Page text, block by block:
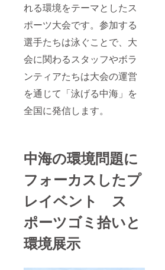
れる環境をテーマとしたス
ポーツ大会です。参加する
選手たちは泳ぐことで、大
会に関わるスタッフやボラ
ンティアたちは大会の運営
を通じて「泳げる中海」を
全国に発信します。
中海の環境問題に
フォーカスしたプ
レイベント ス
ポーツゴミ拾いと
環境展示